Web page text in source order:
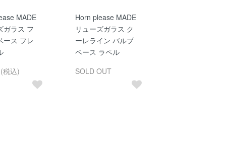
MADE
ガラス フ
ース フレ
税込)
Horn please MADE
リューズガラス ク
ーレライン バルブ
ベース ラペル
SOLD OUT